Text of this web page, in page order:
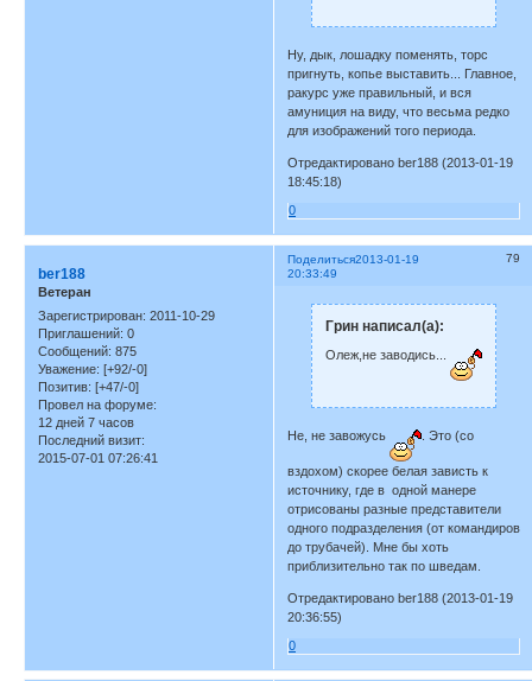
Ну, дык, лошадку поменять, торс
пригнуть, копье выставить... Главное,
ракурс уже правильный, и вся
амуниция на виду, что весьма редко
для изображений того периода.
Отредактировано ber188 (2013-01-19
18:45:18)
0
Поделиться 79
2013-01-19
20:33:49
ber188
Ветеран
Зарегистрирован: 2011-10-29
Приглашений: 0
Сообщений: 875
Уважение: [+92/-0]
Позитив: [+47/-0]
Провел на форуме:
12 дней 7 часов
Последний визит:
2015-07-01 07:26:41
Грин написал(а):
Олеж,не заводись...
Не, не завожусь . Это (со
вздохом) скорее белая зависть к
источнику, где в одной манере
отрисованы разные представители
одного подразделения (от командиров
до трубачей). Мне бы хоть
приблизительно так по шведам.
Отредактировано ber188 (2013-01-19
20:36:55)
0